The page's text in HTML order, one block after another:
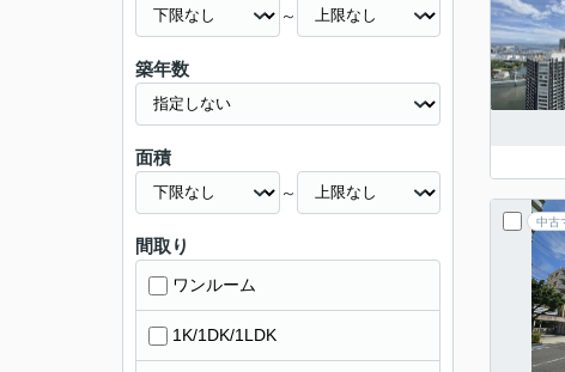
中古
～
築年数
面積
～
間取り
ワンルーム
1K/1DK/1LDK